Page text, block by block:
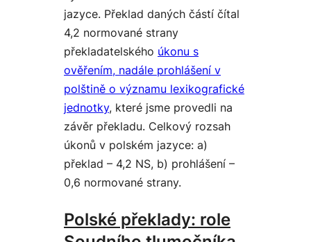
jazyce. Překlad daných částí čítal
4,2 normované strany
překladatelského úkonu s
ověřením, nadále prohlášení v
polštině o významu lexikografické
jednotky, které jsme provedli na
závěr překladu. Celkový rozsah
úkonů v polském jazyce: a)
překlad – 4,2 NS, b) prohlášení –
0,6 normované strany.
Polské překlady: role